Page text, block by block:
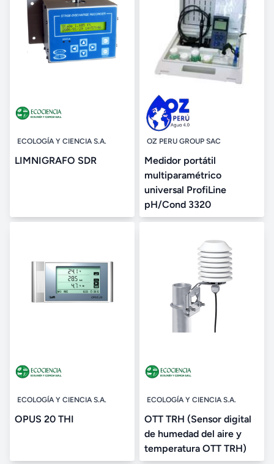
ECOLOGÍA Y CIENCIA S.A.
LIMNIGRAFO SDR
OZ PERU GROUP SAC
Medidor portátil
multiparamétrico
universal ProfiLine
pH/Cond 3320
ECOLOGÍA Y CIENCIA S.A.
OPUS 20 THI
ECOLOGÍA Y CIENCIA S.A.
OTT TRH (Sensor digital
de humedad del aire y
temperatura OTT TRH)